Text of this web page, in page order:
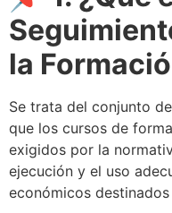
la
Se trata del conjunto
que los cursos de
exigidos por la
ejecución y el uso
económicos